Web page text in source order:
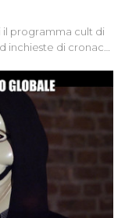
il programma cult di
inchieste di cronaca